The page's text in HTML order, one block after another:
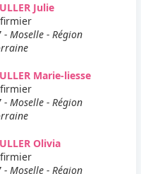
Julie
- Moselle - Région
Marie-liesse
- Moselle - Région
Olivia
- Moselle - Région